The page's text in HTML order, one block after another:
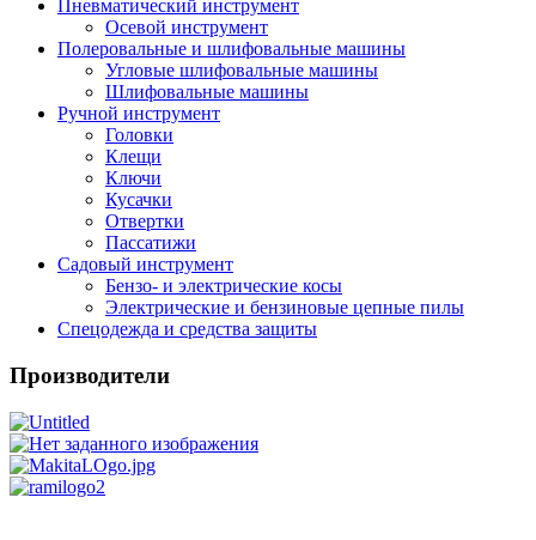
Пневматический инструмент
Осевой инструмент
Полеровальные и шлифовальные машины
Угловые шлифовальные машины
Шлифовальные машины
Ручной инструмент
Головки
Клещи
Ключи
Кусачки
Отвертки
Пассатижи
Садовый инструмент
Бензо- и электрические косы
Электрические и бензиновые цепные пилы
Спецодежда и средства защиты
Производители